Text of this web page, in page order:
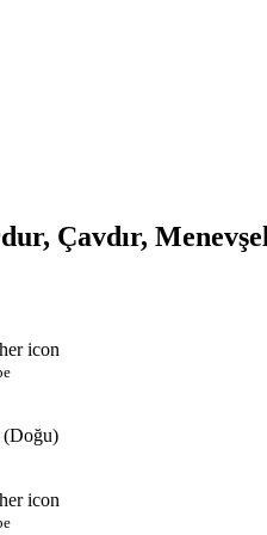
Çavdır,
(Doğu)